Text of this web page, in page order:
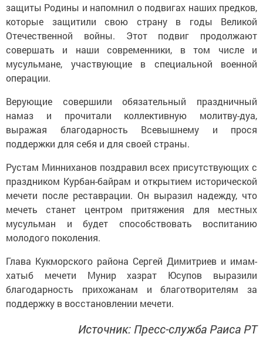
защиты Родины и напомнил о подвигах наших предков,
которые защитили свою страну в годы Великой
Отечественной войны. Этот подвиг продолжают
совершать и наши современники, в том числе и
мусульмане, участвующие в специальной военной
операции.
Верующие совершили обязательный праздничный
намаз и прочитали коллективную молитву-дуа,
выражая благодарность Всевышнему и прося
поддержки для себя и для своей страны.
Рустам Минниханов поздравил всех присутствующих с
праздником Курбан-байрам и открытием исторической
мечети после реставрации. Он выразил надежду, что
мечеть станет центром притяжения для местных
мусульман и будет способствовать воспитанию
молодого поколения.
Глава Кукморского района Сергей Димитриев и имам-
хатыб мечети Мунир хазрат Юсупов выразили
благодарность прихожанам и благотворителям за
поддержку в восстановлении мечети.
Источник: Пресс-служба Раиса РТ